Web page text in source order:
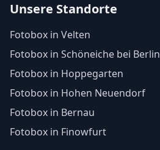
Unsere Standorte
Fotobox in Velten
Fotobox in Schöneiche bei Berlin
Fotobox in Hoppegarten
Fotobox in Hohen Neuendorf
Fotobox in Bernau
Fotobox in Finowfurt